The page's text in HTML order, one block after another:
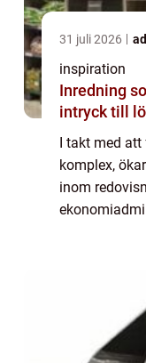
31 juli 2026
inspiration
Inredning som
intryck till
I takt med
komplex,
inom